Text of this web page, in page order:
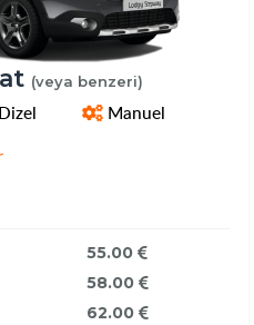
(veya benzeri)
Dizel Manuel
55.00
58.00
62.00